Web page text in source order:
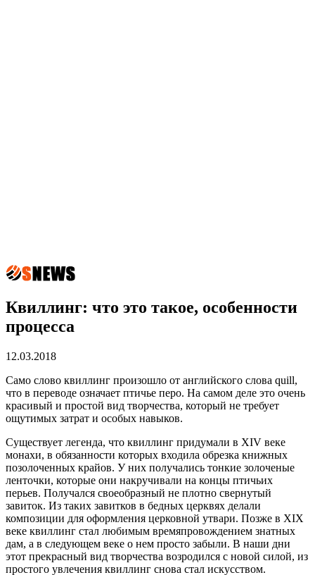
Квиллинг: что это такое, особенности
процесса
12.03.2018
Само слово квиллинг произошло от английского слова quill,
что в переводе означает птичье перо. На самом деле это очень
красивый и простой вид творчества, который не требует
ощутимых затрат и особых навыков.
Существует легенда, что квиллинг придумали в XIV веке
монахи, в обязанности которых входила обрезка книжных
позолоченных крайов. У них получались тонкие золоченые
ленточки, которые они накручивали на концы птичьих
перьев. Получался своеобразный не плотно свернутый
завиток. Из таких завитков в бедных церквях делали
композиции для оформления церковной утвари. Позже в XIX
веке квиллинг стал любимым времяпровождением знатных
дам, а в следующем веке о нем просто забыли. В наши дни
этот прекрасный вид творчества возродился с новой силой, из
простого увлечения квиллинг снова стал искусством.